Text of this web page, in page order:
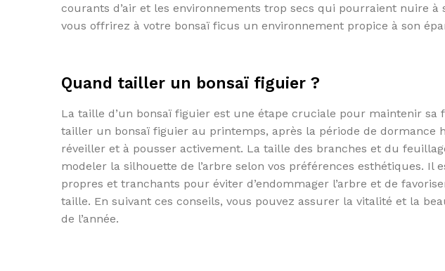
courants d’air et les environnements trop secs qui pourraient nuire à
vous offrirez à votre bonsaï ficus un environnement propice à son
Quand tailler un bonsaï figuier ?
La taille d’un bonsaï figuier est une étape cruciale pour maintenir sa
tailler un bonsaï figuier au printemps, après la période de dormance
réveiller et à pousser activement. La taille des branches et du
modeler la silhouette de l’arbre selon vos préférences esthétiques. Il
propres et tranchants pour éviter d’endommager l’arbre et de
taille. En suivant ces conseils, vous pouvez assurer la vitalité et la
de l’année.